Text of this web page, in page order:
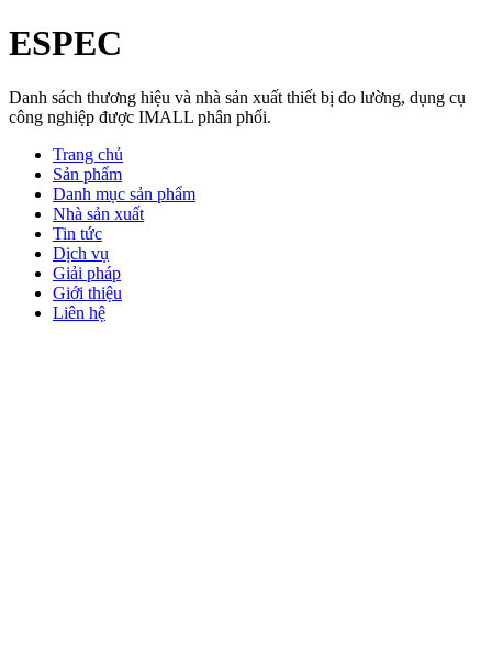
ESPEC
Danh sách thương hiệu và nhà sản xuất thiết bị đo lường, dụng cụ
công nghiệp được IMALL phân phối.
Trang chủ
Sản phẩm
Danh mục sản phẩm
Nhà sản xuất
Tin tức
Dịch vụ
Giải pháp
Giới thiệu
Liên hệ